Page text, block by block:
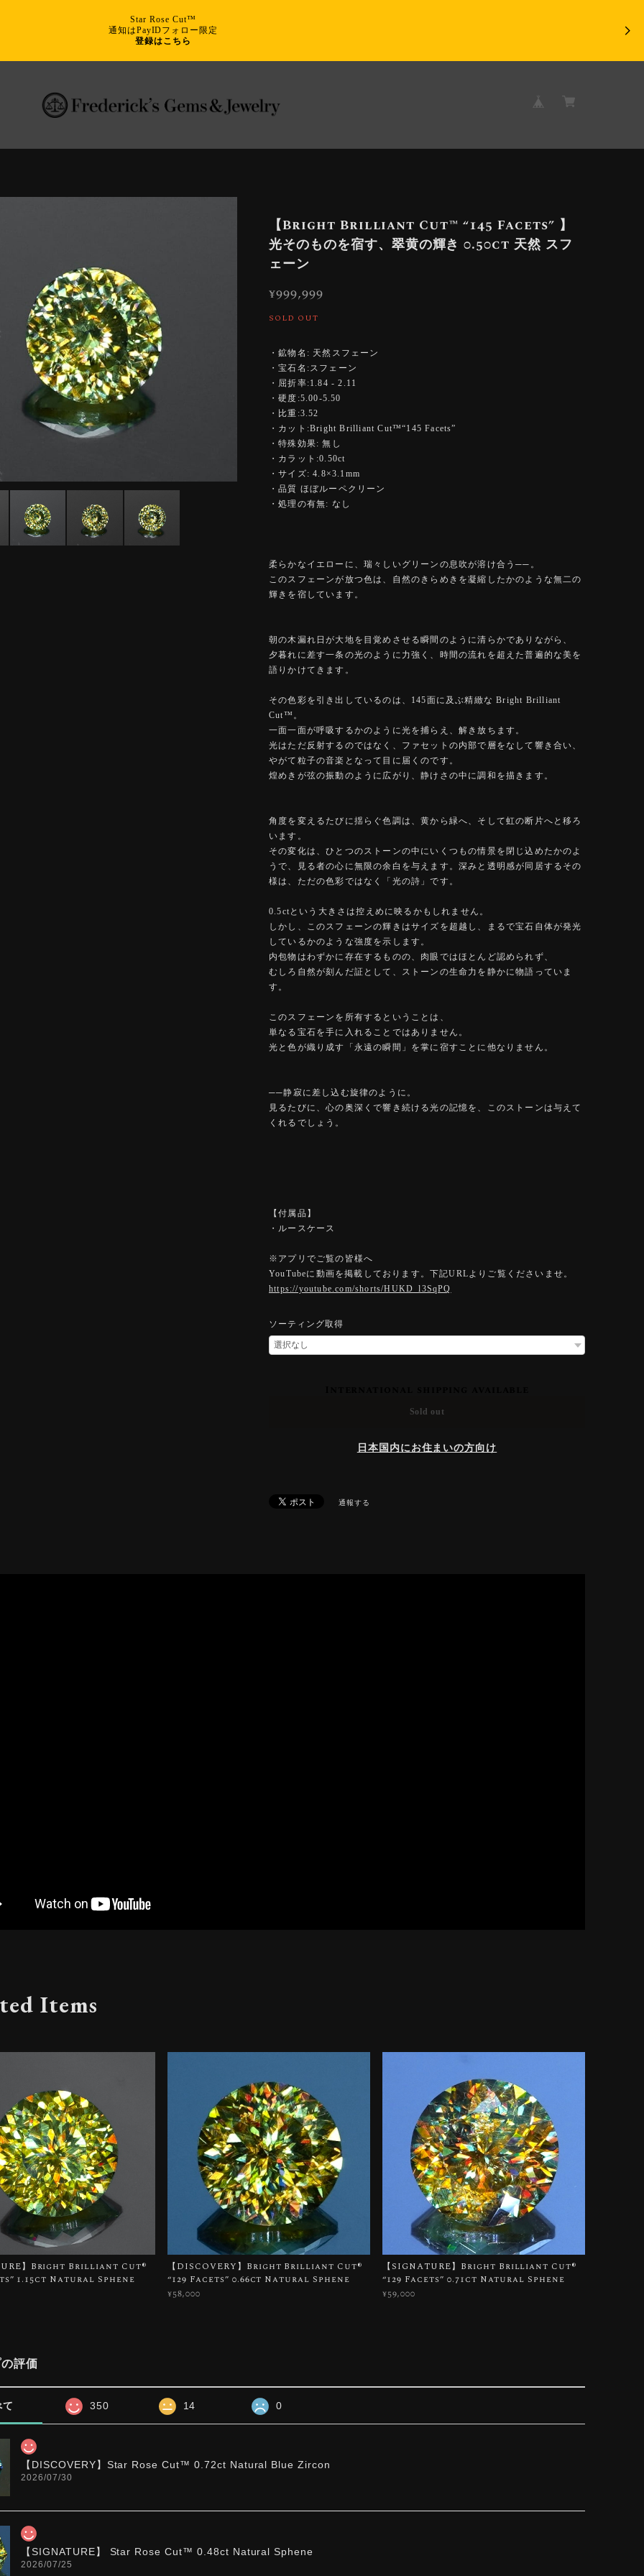
Star Rose Cut™
通知はPayIDフォロー限定
登録はこちら
【Bright Brilliant Cut™️ “145 Facets” 】
光そのものを宿す、翠黄の輝き 0.50ct 天然 スフ
ェーン
¥999,999
SOLD OUT
・鉱物名: 天然スフェーン
・宝石名:スフェーン
・屈折率:1.84 - 2.11
・硬度:5.00-5.50
・比重:3.52
・カット:Bright Brilliant Cut™️“145 Facets”
・特殊効果: 無し
・カラット:0.50ct
・サイズ: 4.8×3.1mm
・品質 ほぼルーペクリーン
・処理の有無: なし
柔らかなイエローに、瑞々しいグリーンの息吹が溶け合う──。
このスフェーンが放つ色は、自然のきらめきを凝縮したかのような無二の
輝きを宿しています。
朝の木漏れ日が大地を目覚めさせる瞬間のように清らかでありながら、
夕暮れに差す一条の光のように力強く、時間の流れを超えた普遍的な美を
語りかけてきます。
その色彩を引き出しているのは、145面に及ぶ精緻な Bright Brilliant
Cut™️。
一面一面が呼吸するかのように光を捕らえ、解き放ちます。
光はただ反射するのではなく、ファセットの内部で層をなして響き合い、
やがて粒子の音楽となって目に届くのです。
煌めきが弦の振動のように広がり、静けさの中に調和を描きます。
角度を変えるたびに揺らぐ色調は、黄から緑へ、そして虹の断片へと移ろ
います。
その変化は、ひとつのストーンの中にいくつもの情景を閉じ込めたかのよ
うで、見る者の心に無限の余白を与えます。深みと透明感が同居するその
様は、ただの色彩ではなく「光の詩」です。
0.5ctという大きさは控えめに映るかもしれません。
しかし、このスフェーンの輝きはサイズを超越し、まるで宝石自体が発光
しているかのような強度を示します。
内包物はわずかに存在するものの、肉眼ではほとんど認められず、
むしろ自然が刻んだ証として、ストーンの生命力を静かに物語っていま
す。
このスフェーンを所有するということは、
単なる宝石を手に入れることではありません。
光と色が織り成す「永遠の瞬間」を掌に宿すことに他なりません。
──静寂に差し込む旋律のように。
見るたびに、心の奥深くで響き続ける光の記憶を、このストーンは与えて
くれるでしょう。
【付属品】
・ルースケース
※アプリでご覧の皆様へ
YouTubeに動画を掲載しております。下記URLよりご覧くださいませ。
https://youtube.com/shorts/HUKD_l3SqPQ
ソーティング取得
Sold out
日本国内にお住まいの方向け
通報する
Items
】Bright Brilliant Cut®︎
1.15ct Natural Sphene
【DISCOVERY】Bright Brilliant Cut®︎
“129 Facets” 0.66ct Natural Sphene
¥58,000
【SIGNATURE】Bright Brilliant Cut®︎
“129 Facets” 0.71ct Natural Sphene
¥59,000
評価
て 350 14 0
【DISCOVERY】Star Rose Cut™️ 0.72ct Natural Blue Zircon
2026/07/30
【SIGNATURE】 Star Rose Cut™️ 0.48ct Natural Sphene
2026/07/25